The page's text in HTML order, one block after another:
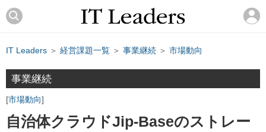
IT Leaders ＞ 経営課題一覧 ＞ 事業継続 ＞ 市場動向
事業継続
市場動向
自治体クラウドJip-Baseのストレー